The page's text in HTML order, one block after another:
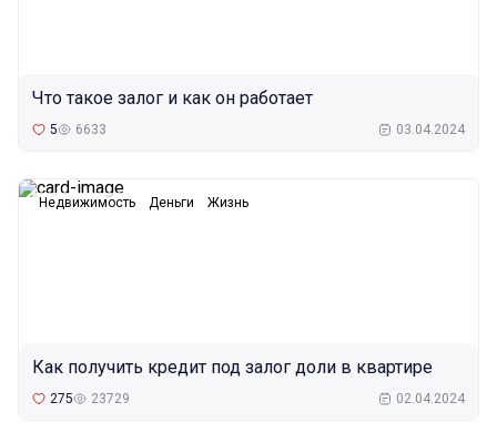
Что такое залог и как он работает
5 6633 03.04.2024
Недвижимость Деньги Жизнь
Как получить кредит под залог доли в квартире
275 23729 02.04.2024